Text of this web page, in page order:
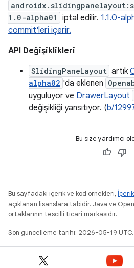
1.0-alpha01
iptal edilir. 1.1.0-
commit'leri içerir.
API Değişiklikleri
SlidingPaneLayout artık
alpha02 'da eklenen
uyguluyor ve DrawerLayout
değişikliği yansıtıyor. (b/
Bu size yardımcı
Bu sayfadaki içerik ve kod örnekleri,
açıklanan lisanslara tabidir. Java ve
ortaklarının tescilli ticari markasıdır.
Son güncelleme tarihi: 2026-05-19 UTC.